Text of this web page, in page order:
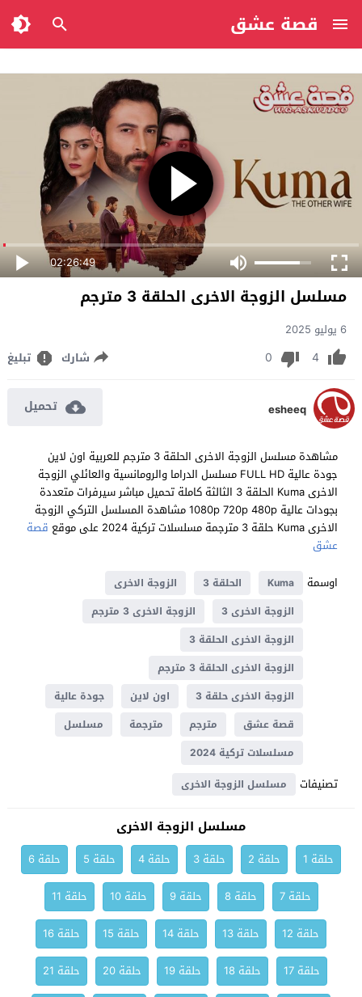
قصة عشق
02:26:49
مسلسل الزوجة الاخرى الحلقة 3 مترجم
6 يوليو 2025
4
0 شارك تبليغ
esheeq تحميل
مشاهدة مسلسل الزوجة الاخرى الحلقة 3 مترجم للعربية اون لاين
جودة عالية FULL HD مسلسل الدراما والرومانسية والعائلي الزوجة
الاخرى Kuma الحلقة 3 الثالثة كاملة تحميل مباشر سيرفرات متعددة
بجودات عالية 1080p 720p 480p مشاهدة المسلسل التركي الزوجة
الاخرى Kuma حلقة 3 مترجمة مسلسلات تركية 2024 على موقع
قصة
عشق
اوسمة
Kuma الحلقة 3
الزوجة الاخرى
الزوجة الاخرى 3
الزوجة الاخرى 3 مترجم
الزوجة الاخرى الحلقة 3
الزوجة الاخرى الحلقة 3 مترجم
الزوجة الاخرى حلقة 3
اون لاين
جودة عالية
قصة عشق
مترجم مترجمة
مسلسل
مسلسلات تركية 2024
تصنيفات مسلسل الزوجة الاخرى
مسلسل الزوجة الاخرى
حلقة 1 حلقة 2 حلقة 3 حلقة 4 حلقة 5
حلقة 6
حلقة 7
حلقة 8 حلقة 9 حلقة 10
حلقة 11
حلقة 12
حلقة 13 حلقة 14 حلقة 15
حلقة 16
حلقة 17
حلقة 18 حلقة 19 حلقة 20
حلقة 21